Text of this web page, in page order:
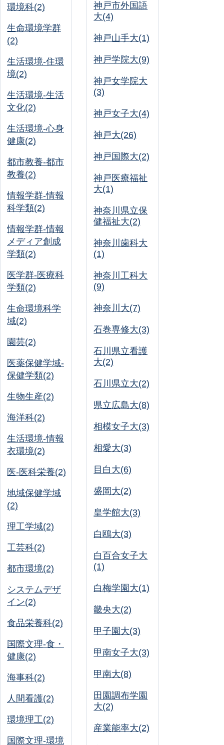
環境科(2)
生命環境学群
(2)
生活環境-住環
境(2)
生活環境-生活
文化(2)
生活環境-心身
健康(2)
都市教養-都市
教養(2)
情報学群-情報
科学類(2)
情報学群-情報
メディア創成
学類(2)
医学群-医療科
学類(2)
生命環境科学
域(2)
園芸(2)
医薬保健学域-
保健学類(2)
生物生産(2)
海洋科(2)
生活環境-情報
衣環境(2)
医-医科栄養(2)
地域保健学域
(2)
理工学域(2)
工芸科(2)
都市環境(2)
システムデザ
イン(2)
食品栄養科(2)
国際文理-食・
健康(2)
海事科(2)
人間看護(2)
環境理工(2)
国際文理-環境
神戸市外国語
大(4)
神戸山手大(1)
神戸学院大(9)
神戸女学院大
(3)
神戸女子大(4)
神戸大(26)
神戸国際大(2)
神戸医療福祉
大(1)
神奈川県立保
健福祉大(2)
神奈川歯科大
(1)
神奈川工科大
(9)
神奈川大(7)
石巻専修大(3)
石川県立看護
大(2)
石川県立大(2)
県立広島大(8)
相模女子大(3)
相愛大(3)
目白大(6)
盛岡大(2)
皇学館大(3)
白鴎大(3)
白百合女子大
(1)
白梅学園大(1)
畿央大(2)
甲子園大(3)
甲南女子大(3)
甲南大(8)
田園調布学園
大(2)
産業能率大(2)